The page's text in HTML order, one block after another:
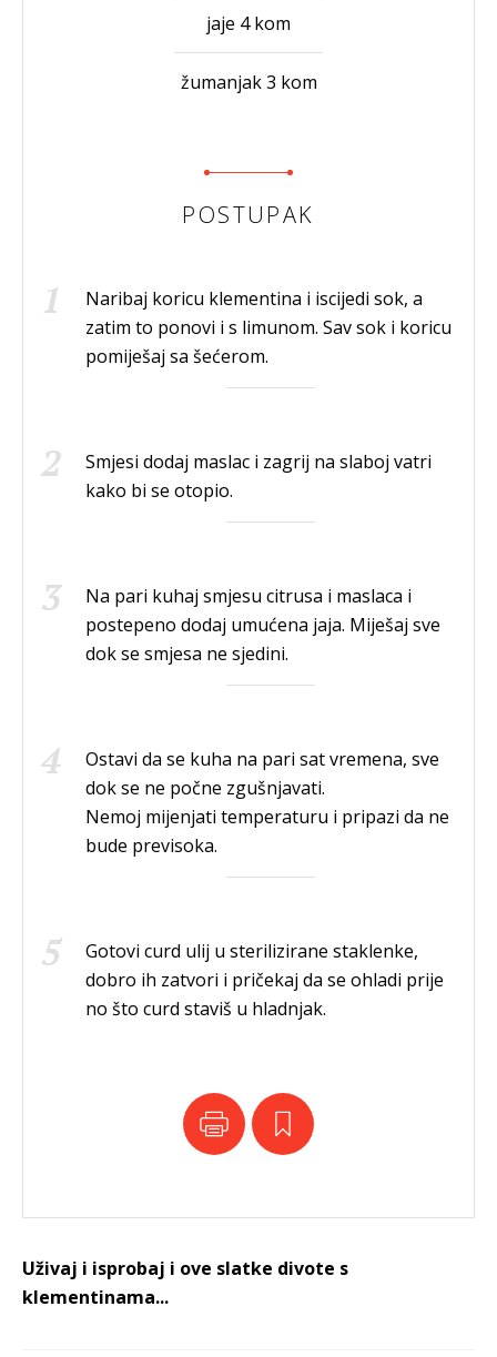
jaje 4 kom
žumanjak 3 kom
POSTUPAK
Naribaj koricu klementina i iscijedi sok, a
zatim to ponovi i s limunom. Sav sok i koricu
pomiješaj sa šećerom.
Smjesi dodaj maslac i zagrij na slaboj vatri
kako bi se otopio.
Na pari kuhaj smjesu citrusa i maslaca i
postepeno dodaj umućena jaja. Miješaj sve
dok se smjesa ne sjedini.
Ostavi da se kuha na pari sat vremena, sve
dok se ne počne zgušnjavati.
Nemoj mijenjati temperaturu i pripazi da ne
bude previsoka.
Gotovi curd ulij u sterilizirane staklenke,
dobro ih zatvori i pričekaj da se ohladi prije
no što curd staviš u hladnjak.
Uživaj i isprobaj i ove slatke divote s
klementinama...